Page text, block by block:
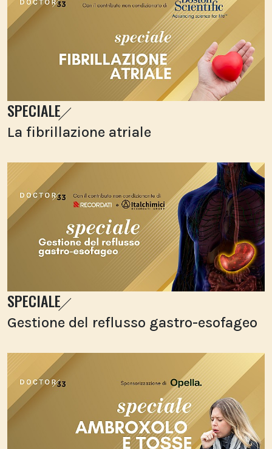
SPECIALE
La fibrillazione atriale
SPECIALE
Gestione del reflusso gastro-esofageo